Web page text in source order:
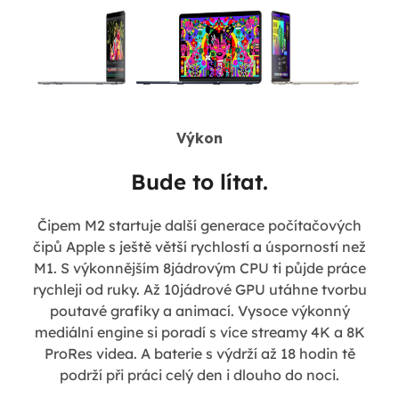
Výkon
Bude to lítat.
Čipem M2 startuje další generace počítačových
čipů Apple s ještě větší rychlostí a úsporností než
M1. S výkonnějším 8jádrovým CPU ti půjde práce
rychleji od ruky. Až 10jádrové GPU utáhne tvorbu
poutavé grafiky a animací. Vysoce výkonný
mediální engine si poradí s více streamy 4K a 8K
ProRes videa. A baterie s výdrží až 18 hodin tě
podrží při práci celý den i dlouho do noci.